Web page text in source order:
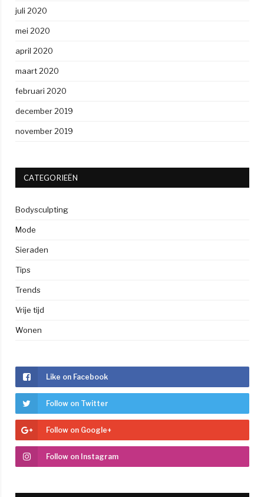
juli 2020
mei 2020
april 2020
maart 2020
februari 2020
december 2019
november 2019
CATEGORIEËN
Bodysculpting
Mode
Sieraden
Tips
Trends
Vrije tijd
Wonen
Like on Facebook
Follow on Twitter
Follow on Google+
Follow on Instagram